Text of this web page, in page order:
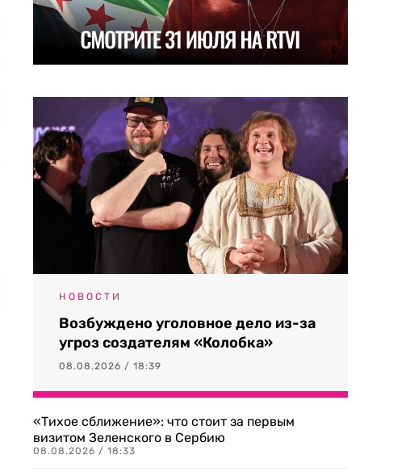
НОВОСТИ
Возбуждено уголовное дело из-за
угроз создателям «Колобка»
08.08.2026 / 18:39
«Тихое сближение»: что стоит за первым
визитом Зеленского в Сербию
08.08.2026 / 18:33